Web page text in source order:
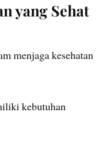
yang Sehat
menjaga kesehatan
kebutuhan